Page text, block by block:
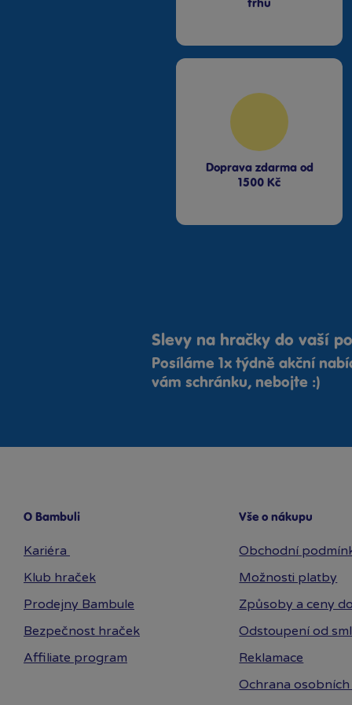
trhu
Doprava zdarma od
1500 Kč
Slevy na hračky do vaší
Posíláme 1x týdně akční
vám schránku, nebojte :)
O Bambuli
Kariéra
Klub hraček
Prodejny Bambule
Bezpečnost hraček
Affiliate program
Vše o nákupu
Obchodní
Možnosti platby
Způsoby a ceny
Odstoupení od
Reklamace
Ochrana osobních